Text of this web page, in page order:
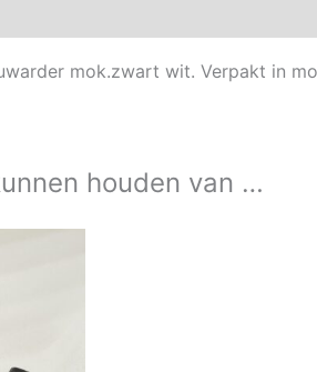
mok.zwart wit. Verpakt in
houden van …